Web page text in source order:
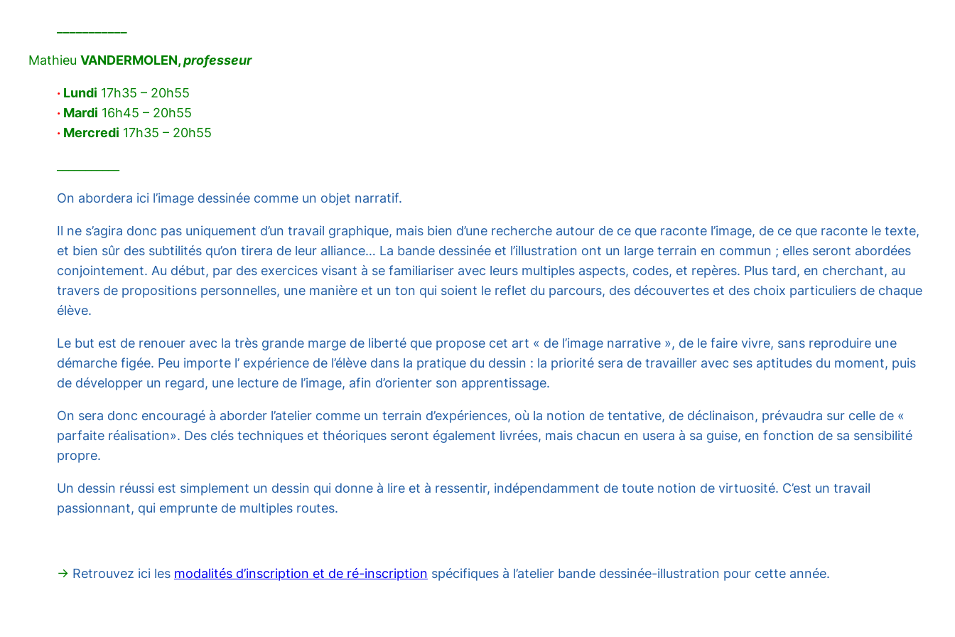
Mathieu VANDERMOLEN,professeur
· Lundi 17h35 – 20h55
· Mardi 16h45 – 20h55
· Mercredi 17h35 – 20h55
On abordera ici l’image dessinée comme un objet narratif.
Il ne s’agira donc pas uniquement d’un travail graphique, mais bien d’une recherche autour de ce que raconte l’image, de ce que raconte le texte,
et bien sûr des subtilités qu’on tirera de leur alliance… La bande dessinée et l’illustration ont un large terrain en commun ; elles seront abordées
conjointement. Au début, par des exercices visant à se familiariser avec leurs multiples aspects, codes, et repères. Plus tard, en cherchant, au
travers de propositions personnelles, une manière et un ton qui soient le reflet du parcours, des découvertes et des choix particuliers de chaque
élève.
Le but est de renouer avec la très grande marge de liberté que propose cet art « de l’image narrative », de le faire vivre, sans reproduire une
démarche figée. Peu importe l’ expérience de l’élève dans la pratique du dessin : la priorité sera de travailler avec ses aptitudes du moment, puis
de développer un regard, une lecture de l’image, afin d’orienter son apprentissage.
On sera donc encouragé à aborder l’atelier comme un terrain d’expériences, où la notion de tentative, de déclinaison, prévaudra sur celle de «
parfaite réalisation». Des clés techniques et théoriques seront également livrées, mais chacun en usera à sa guise, en fonction de sa sensibilité
propre.
Un dessin réussi est simplement un dessin qui donne à lire et à ressentir, indépendamment de toute notion de virtuosité. C’est un travail
passionnant, qui emprunte de multiples routes.
→ Retrouvez ici les modalités d’inscription et de ré-inscription spécifiques à l’atelier bande dessinée-illustration pour cette année.